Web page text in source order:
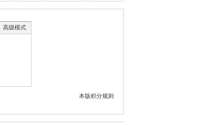
高级模式
本版积分规则